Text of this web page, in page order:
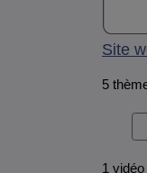
Site
5
1